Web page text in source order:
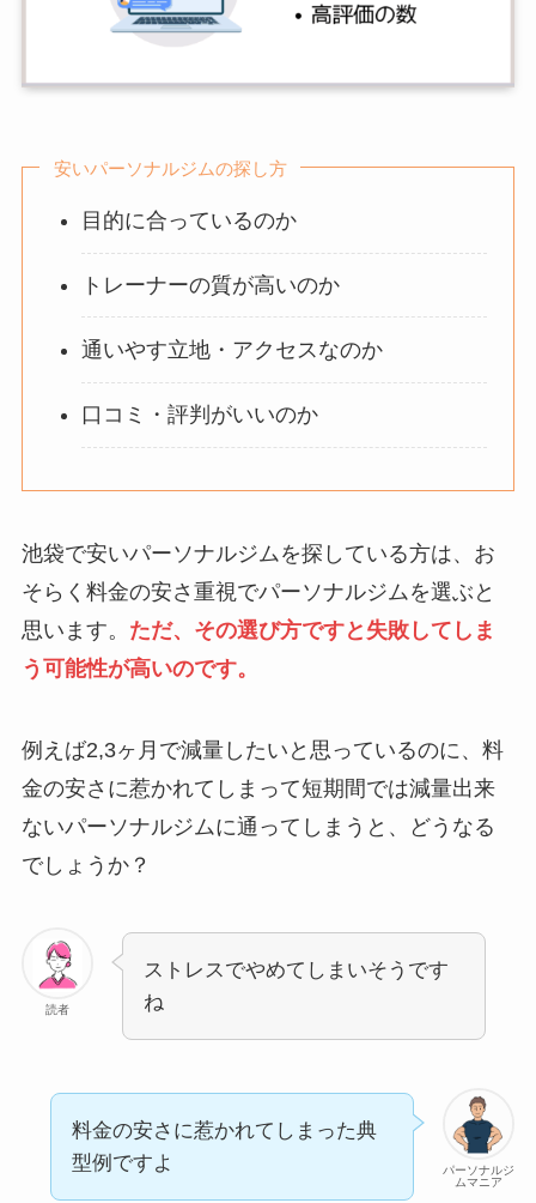
安いパーソナルジムの探し方
目的に合っているのか
トレーナーの質が高いのか
通いやす立地・アクセスなのか
口コミ・評判がいいのか
池袋で安いパーソナルジムを探している方は、お
そらく料金の安さ重視でパーソナルジムを選ぶと
思います。 ただ、その選び方ですと失敗してしま
う可能性が高いのです。
例えば2,3ヶ月で減量したいと思っているのに、料
金の安さに惹かれてしまって短期間では減量出来
ないパーソナルジムに通ってしまうと、どうなる
でしょうか？
読者
ストレスでやめてしまいそうです
ね
パーソナルジ
ムマニア
料金の安さに惹かれてしまった典
型例ですよ